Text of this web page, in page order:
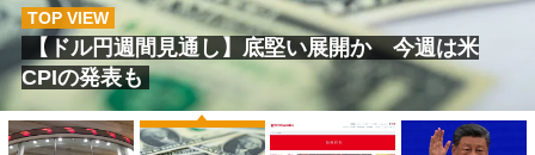
【日本株週間見通し】主力企業の決算発表は大方
一巡 今後は決算を吟味した選別物色の動きが強
まっていく公算
TOP VIEW
【ドル円週間見通し】底堅い展開か 今週は米
CPIの発表も
老舗遊技機メーカー・豊丸産業がパチンコ事業停
止の背景 大手と中小の格差拡大に拍車をかけ
る“機歴重視”のホ
厳しい経済情勢をどう打開するか？中国の下半期
の「経済運営方針」を読み解く 需要不足対策が
強化されても本土